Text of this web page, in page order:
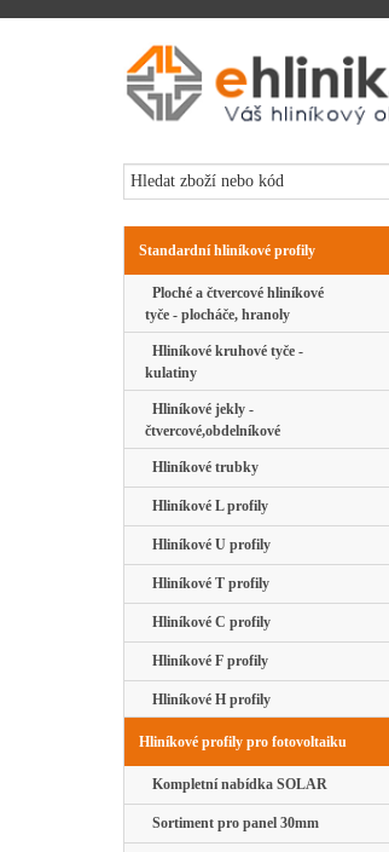
Standardní hliníkové profily
Ploché a čtvercové hliníkové
tyče - plocháče, hranoly
Hliníkové kruhové tyče -
kulatiny
Hliníkové jekly -
čtvercové,obdelníkové
Hliníkové trubky
Hliníkové L profily
Hliníkové U profily
Hliníkové T profily
Hliníkové C profily
Hliníkové F profily
Hliníkové H profily
Hliníkové profily pro fotovoltaiku
Kompletní nabídka SOLAR
Sortiment pro panel 30mm